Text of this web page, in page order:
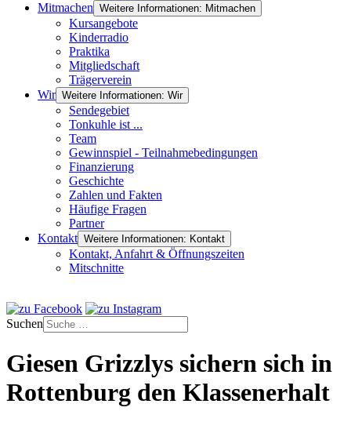
Mitmachen Weitere Informationen: Mitmachen
Kursangebote
Kinderradio
Praktika
Mitgliedschaft
Trägerverein
Wir Weitere Informationen: Wir
Sendegebiet
Tonkuhle ist ...
Team
Gewinnspiel - Teilnahmebedingungen
Finanzierung
Geschichte
Zahlen und Fakten
Häufige Fragen
Partner
Kontakt Weitere Informationen: Kontakt
Kontakt, Anfahrt & Öffnungszeiten
Mitschnitte
Suchen
Giesen Grizzlys sichern sich in
Rottenburg den Klassenerhalt